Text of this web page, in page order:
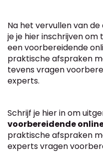
Na het vervullen van
je je hier inschrijven
een voorbereidende
praktische afspraken
tevens vragen
experts.
Schrijf je hier in om
voorbereidende
praktische afspraken
experts vragen